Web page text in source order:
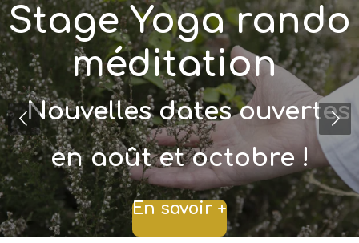
Stage Yoga rando
méditation
Nouvelles dates ouvertes
en août et octobre !
En savoir +